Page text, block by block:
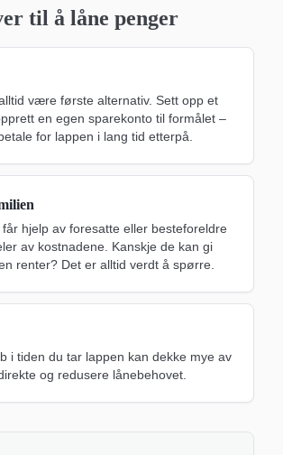
til å låne penger
være første alternativ. Sett opp et
en egen sparekonto til formålet –
for lappen i lang tid etterpå.
hjelp av foresatte eller besteforeldre
av kostnadene. Kanskje de kan gi
renter? Det er alltid verdt å spørre.
i tiden du tar lappen kan dekke mye av
og redusere lånebehovet.